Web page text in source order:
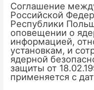
Соглашение
Российской
Республики
оповещении о
информацией,
установкам, и
ядерной
защиты от
применяется с